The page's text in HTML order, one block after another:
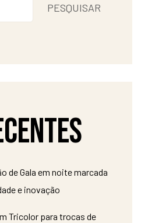
PESQUISAR
de Gala em noite marcada
e inovação
Tricolor para trocas de